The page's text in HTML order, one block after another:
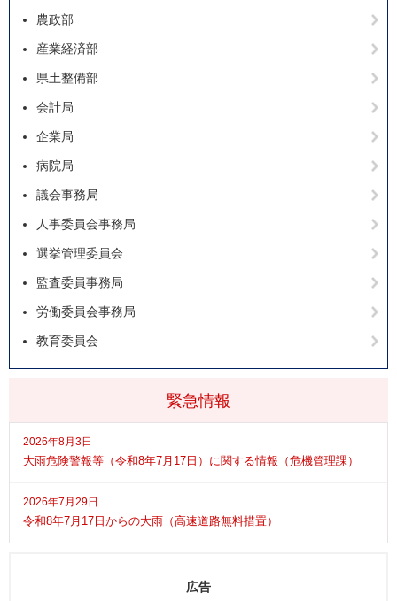
緊急情報
2026年8月3日
大雨危険警報等（令和8年7月17日）に関する情報（危機管理課）
2026年7月29日
令和8年7月17日からの大雨（高速道路無料措置）
農政部
産業経済部
県土整備部
会計局
企業局
病院局
議会事務局
人事委員会事務局
選挙管理委員会
監査委員事務局
労働委員会事務局
教育委員会
広告